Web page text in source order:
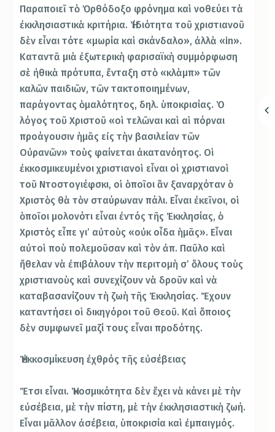
Παραποιεῖ τὸ Ὀρθόδοξο φρόνημα καὶ νοθεύει τὰ
ἐκκλησιαστικὰ κριτήρια. Ἡ ἰδιότητα τοῦ χριστιανοῦ
δὲν εἶναι τότε «μωρία καὶ σκάνδαλο», ἀλλὰ «in».
Καταντᾶ μιὰ ἐξωτερικὴ φαρισαϊκὴ συμμόρφωση
σὲ ἠθικὰ πρότυπα, ἔνταξη στὸ «κλὰμπ» τῶν
καλῶν παιδιῶν, τῶν τακτοποιημένων,
παράγοντας ὁμαλότητος, δηλ. ὑποκρισίας. Ὁ
λόγος τοῦ Χριστοῦ «οἱ τελῶναι καὶ αἱ πόρναι
προάγουσιν ἡμᾶς εἰς τὴν βασιλείαν τῶν
Οὐρανῶν» τοὺς φαίνεται ἀκατανόητος. Οἱ
ἐκκοσμικευμένοι χριστιανοὶ εἶναι οἱ χριστιανοὶ
τοῦ Ντοστογιέφσκι, οἱ ὁποῖοι ἂν ξαναρχόταν ὁ
Χριστὸς θὰ τὸν σταύρωναν πάλι. Εἶναι ἐκεῖνοι, οἱ
ὁποῖοι μολονότι εἶναι ἐντός τῆς Ἐκκλησίας, ὁ
Χριστὸς εἶπε γι’ αὐτοὺς «οὐκ οἶδα ἡμᾶς». Εἶναι
αὐτοὶ ποὺ πολεμοῦσαν καὶ τὸν ἀπ. Παῦλο καὶ
ἤθελαν νὰ ἐπιβάλουν τὴν περιτομὴ σ’ ὅλους τοὺς
χριστιανοὺς καὶ συνεχίζουν νὰ δροῦν καὶ νὰ
καταβασανίζουν τὴ ζωὴ τῆς Ἐκκλησίας. Ἔχουν
καταντήσει οἱ δικηγόροι τοῦ Θεοῦ. Καὶ ὅποιος
δὲν συμφωνεῖ μαζί τους εἶναι προδότης.
Ἡ ἐκκοσμίκευση ἐχθρός τῆς εὐσέβειας
Ἔτσι εἶναι. Ἡ κοσμικότητα δὲν ἔχει νὰ κάνει μὲ τὴν
εὐσέβεια, μὲ τὴν πίστη, μὲ τὴν ἐκκλησιαστικὴ ζωή.
Εἶναι μᾶλλον ἀσέβεια, ὑποκρισία καὶ ἐμπαιγμός.